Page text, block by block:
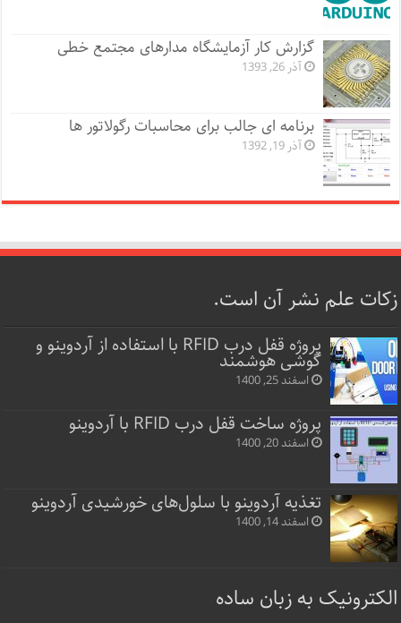
گزارش کار آزمایشگاه مدارهای مجتمع خطی
آذر 26, 1393
برنامه ای جالب برای محاسبات رگولاتور ها
آذر 19, 1392
زکات علم نشر آن است.
پروژه قفل‌ درب RFID با استفاده از آردوینو و
گوشی هوشمند
اسفند 25, 1400
پروژه ساخت قفل‌ درب RFID با آردوینو
اسفند 20, 1400
تغذیه آردوینو با سلول‌های خورشیدی آردوینو
اسفند 14, 1400
الکترونیک به زبان ساده